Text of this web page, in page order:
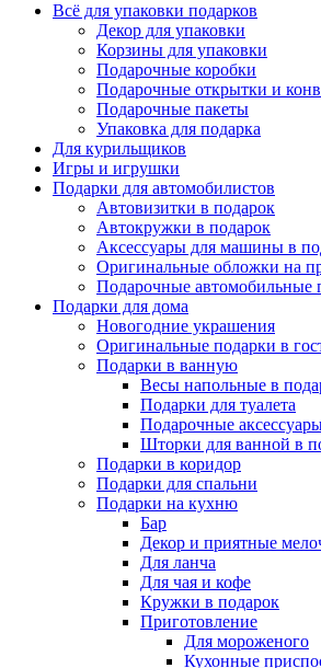
Всё для упаковки подарков
Декор для упаковки
Корзины для упаковки
Подарочные коробки
Подарочные открытки и
Подарочные пакеты
Упаковка для подарка
Для курильщиков
Игры и игрушки
Подарки для автомобилистов
Автовизитки в подарок
Автокружки в подарок
Аксессуары для машины в
Оригинальные обложки на
Подарочные
Подарки для дома
Новогодние украшения
Оригинальные подарки в
Подарки в ванную
Весы напольные в
Подарки для туалета
Подарочные
Шторки для ванной в
Подарки в коридор
Подарки для спальни
Подарки на кухню
Бар
Декор и приятные
Для ланча
Для чая и кофе
Кружки в подарок
Приготовление
Для мороженого
Кухонные